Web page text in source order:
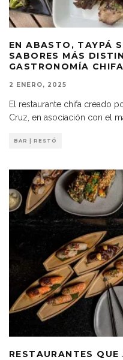
EN ABASTO, TAYPÁ
SABORES MÁS
GASTRONOMÍA CHIFA
2 ENERO, 2025
El restaurante chifa creado
Cruz, en asociación con el
BAR | RESTÓ
RESTAURANTES QUE